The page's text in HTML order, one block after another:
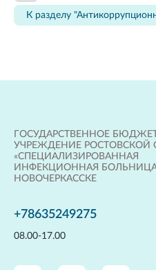
К разделу
ГОСУДАРСТВЕННОЕ
УЧРЕЖДЕНИЕ РОСТОВСКОЙ
«СПЕЦИАЛИЗИРОВАННАЯ
ИНФЕКЦИОННАЯ
НОВОЧЕРКАССКЕ
+78635249275
08.00-17.00